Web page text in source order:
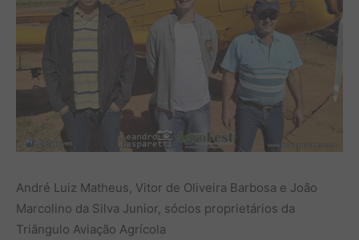
André Luiz Matheus, Vitor de Oliveira Barbosa e João
Marcolino da Silva Junior, sócios proprietários da
Triângulo Aviação Agrícola